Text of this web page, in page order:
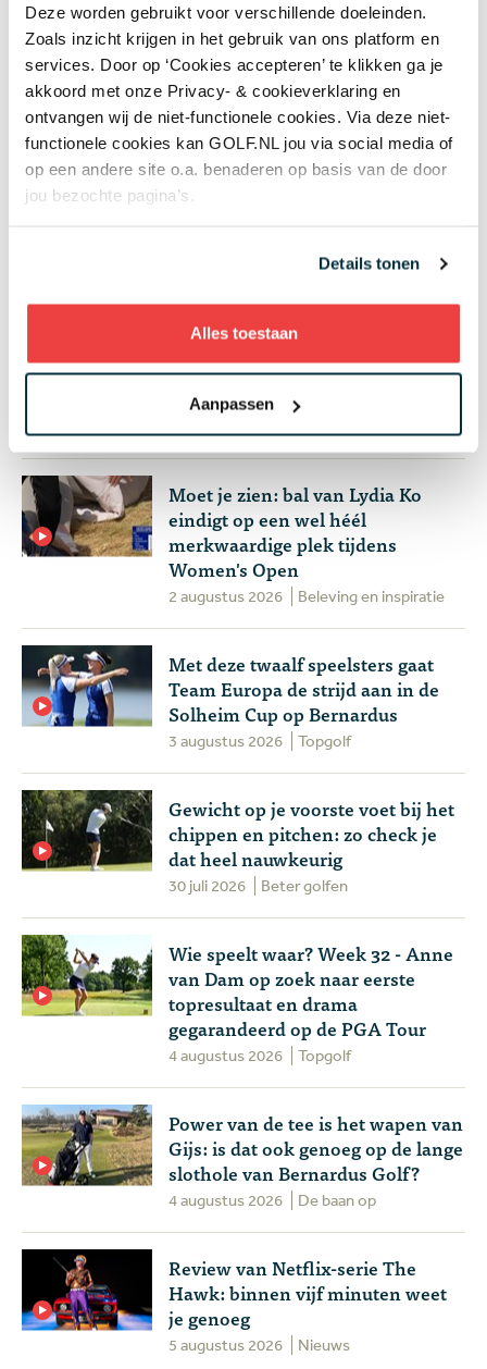
Deze worden gebruikt voor verschillende doeleinden.
Zoals inzicht krijgen in het gebruik van ons platform en
services. Door op ‘Cookies accepteren’ te klikken ga je
akkoord met onze Privacy- & cookieverklaring en
ontvangen wij de niet-functionele cookies. Via deze niet-
functionele cookies kan GOLF.NL jou via social media of
op een andere site o.a. benaderen op basis van de door
jou bezochte pagina’s.
Details tonen
Alles toestaan
Aanpassen
+ Toon meer
Meest gelezen
Handen andersom: volgens Joost
manier om te chippen
Donald Trump claimt twee
clubtitels op eigen baan: 'Ik heb
talent, zij hebben dat niet'
Moet je zien: bal van Lydia Ko
eindigt op een wel héél
merkwaardige plek tijdens
Women's Open
2 augustus 2026 Beleving en inspiratie
Met deze twaalf speelsters gaat
Team Europa de strijd aan in de
Solheim Cup op Bernardus
3 augustus 2026 Topgolf
Gewicht op je voorste voet bij het
chippen en pitchen: zo check je
dat heel nauwkeurig
30 juli 2026 Beter golfen
Wie speelt waar? Week 32 - Anne
van Dam op zoek naar eerste
topresultaat en drama
gegarandeerd op de PGA Tour
4 augustus 2026 Topgolf
Power van de tee is het wapen van
Gijs: is dat ook genoeg op de lange
slothole van Bernardus Golf?
4 augustus 2026 De baan op
Review van Netflix-serie The
Hawk: binnen vijf minuten weet
je genoeg
5 augustus 2026 Nieuws